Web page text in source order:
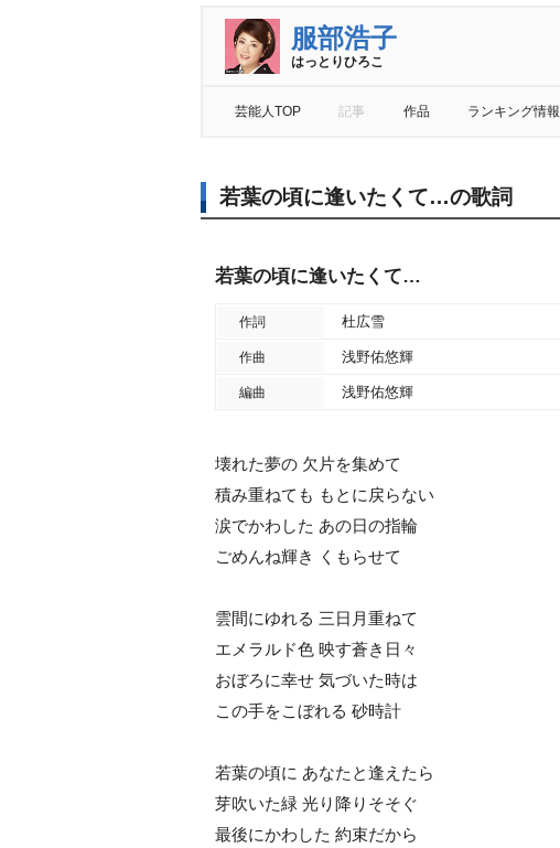
服部浩子
はっとりひろこ
芸能人TOP 記事 作品 ランキング情報
若葉の頃に逢いたくて…の歌詞
若葉の頃に逢いたくて…
作詞 杜広雪
作曲 浅野佑悠輝
編曲 浅野佑悠輝
壊れた夢の 欠片を集めて
積み重ねても もとに戻らない
涙でかわした あの日の指輪
ごめんね輝き くもらせて
雲間にゆれる 三日月重ねて
エメラルド色 映す蒼き日々
おぼろに幸せ 気づいた時は
この手をこぼれる 砂時計
若葉の頃に あなたと逢えたら
芽吹いた緑 光り降りそそぐ
最後にかわした 約束だから